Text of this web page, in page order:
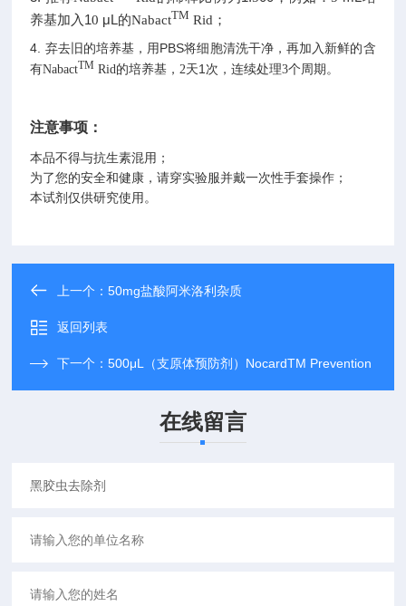
养基加入10 μL的NabactTM Rid；
4. 弃去旧的培养基，用PBS将细胞清洗干净，再加入新鲜的含
有NabactTM Rid的培养基，2天1次，连续处理3个周期 。
注意事项：
本品不得与抗生素混用；
为了您的安全和健康，请穿实验服并戴一次性手套操作；
本试剂仅供研究使用。
上一个：50mg盐酸阿米洛利杂质
返回列表
下一个：500μL（支原体预防剂）NocardTM Prevention
在线留言